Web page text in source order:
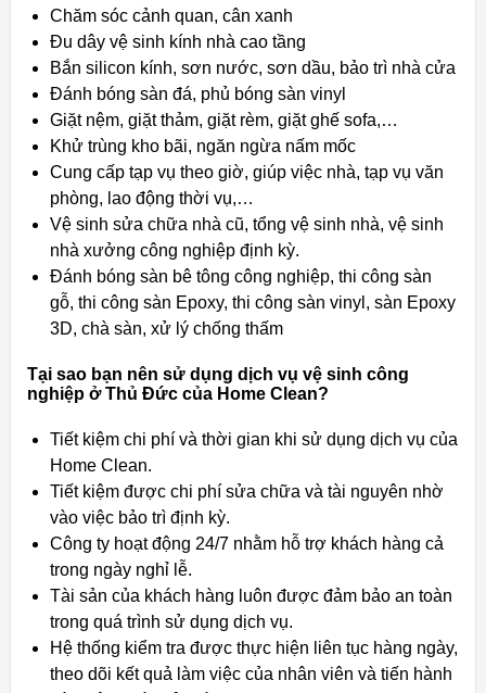
Chăm sóc cảnh quan, cân xanh
Đu dây vệ sinh kính nhà cao tầng
Bắn silicon kính, sơn nước, sơn dầu, bảo trì nhà cửa
Đánh bóng sàn đá, phủ bóng sàn vinyl
Giặt nệm, giặt thảm, giặt rèm, giặt ghế sofa,…
Khử trùng kho bãi, ngăn ngừa nấm mốc
Cung cấp tạp vụ theo giờ, giúp việc nhà, tạp vụ văn
phòng, lao động thời vụ,…
Vệ sinh sửa chữa nhà cũ, tổng vệ sinh nhà, vệ sinh
nhà xưởng công nghiệp định kỳ.
Đánh bóng sàn bê tông công nghiệp, thi công sàn
gỗ, thi công sàn Epoxy, thi công sàn vinyl, sàn Epoxy
3D, chà sàn, xử lý chống thấm
Tại sao bạn nên sử dụng dịch vụ vệ sinh công
nghiệp ở Thủ Đức của Home Clean?
Tiết kiệm chi phí và thời gian khi sử dụng dịch vụ của
Home Clean.
Tiết kiệm được chi phí sửa chữa và tài nguyên nhờ
vào việc bảo trì định kỳ.
Công ty hoạt động 24/7 nhằm hỗ trợ khách hàng cả
trong ngày nghỉ lễ.
Tài sản của khách hàng luôn được đảm bảo an toàn
trong quá trình sử dụng dịch vụ.
Hệ thống kiểm tra được thực hiện liên tục hàng ngày,
theo dõi kết quả làm việc của nhân viên và tiến hành